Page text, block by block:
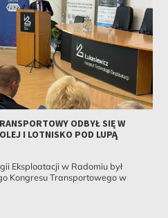
ODBYŁ SIĘ W
I LOTNISKO POD LUPĄ
Eksploatacji w Radomiu był
Kongresu Transportowego w